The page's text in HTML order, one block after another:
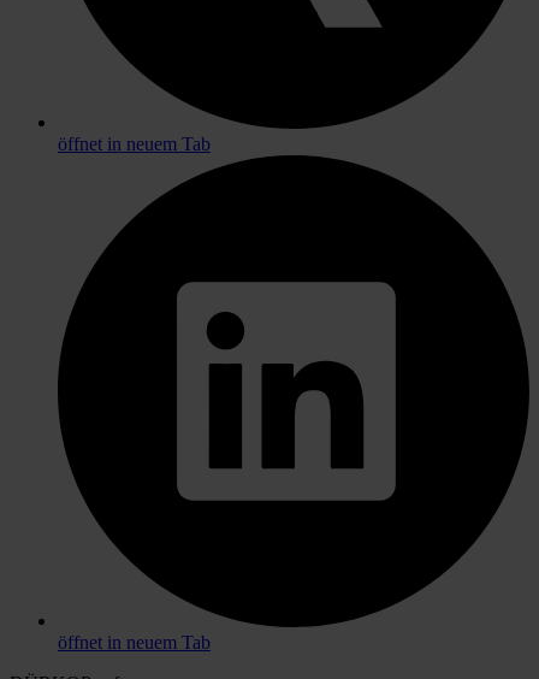
öffnet in neuem Tab
öffnet in neuem Tab